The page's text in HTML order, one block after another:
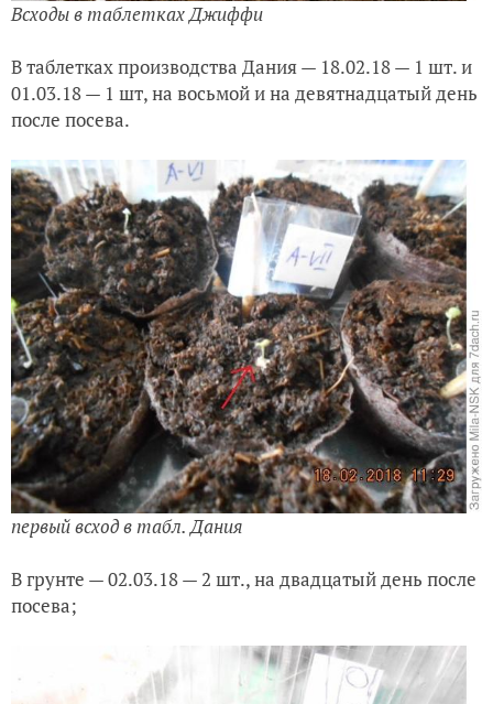
Всходы в таблетках Джиффи
В таблетках производства Дания — 18.02.18 — 1 шт. и
01.03.18 — 1 шт, на восьмой и на девятнадцатый день
после посева.
первый всход в табл. Дания
В грунте — 02.03.18 — 2 шт., на двадцатый день после
посева;